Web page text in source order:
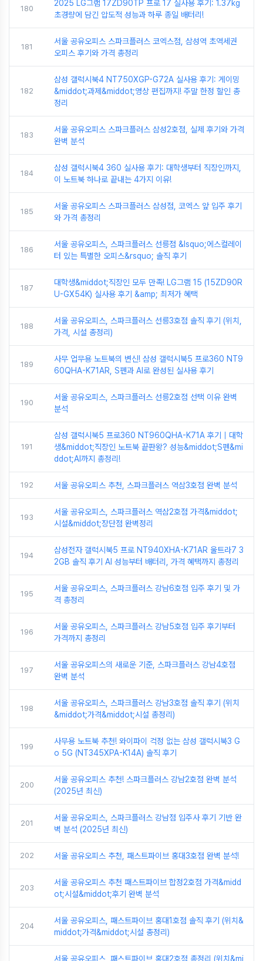
180
2025 LG그램 17ZD90TP 프로 17 실사용 후기: 1.37kg
초경량에 담긴 압도적 성능과 하루 종일 배터리!
181
서울 공유오피스 스파크플러스 코엑스점, 삼성역 초역세권
오피스 후기와 가격 총정리
182
삼성 갤럭시북4 NT750XGP-G72A 실사용 후기: 게이밍
&middot;과제&middot;영상 편집까지! 주말 한정 할인 총
정리
183
서울 공유오피스 스파크플러스 삼성2호점, 실제 후기와 가격
완벽 분석
184
삼성 갤럭시북4 360 실사용 후기: 대학생부터 직장인까지,
이 노트북 하나로 끝내는 4가지 이유!
185
서울 공유오피스 스파크플러스 삼성점, 코엑스 앞 입주 후기
와 가격 총정리
186
서울 공유오피스, 스파크플러스 선릉점 &lsquo;에스컬레이
터 있는 특별한 오피스&rsquo; 솔직 후기
187
대학생&middot;직장인 모두 만족! LG그램 15 (15ZD90R
U-GX54K) 실사용 후기 &amp; 최저가 혜택
188
서울 공유오피스, 스파크플러스 선릉3호점 솔직 후기 (위치,
가격, 시설 총정리)
189
사무 업무용 노트북의 변신! 삼성 갤럭시북5 프로360 NT9
60QHA-K71AR, S펜과 AI로 완성된 실사용 후기
190
서울 공유오피스, 스파크플러스 선릉2호점 선택 이유 완벽
분석
191
삼성 갤럭시북5 프로360 NT960QHA-K71A 후기｜대학
생&middot;직장인 노트북 끝판왕? 성능&middot;S펜&mi
ddot;AI까지 총정리!
192 서울 공유오피스 추천, 스파크플러스 역삼3호점 완벽 분석
193
서울 공유오피스, 스파크플러스 역삼2호점 가격&middot;
시설&middot;장단점 완벽정리
194
삼성전자 갤럭시북5 프로 NT940XHA-K71AR 울트라7 3
2GB 솔직 후기 AI 성능부터 배터리, 가격 혜택까지 총정리
195
서울 공유오피스, 스파크플러스 강남6호점 입주 후기 및 가
격 총정리
196
서울 공유오피스, 스파크플러스 강남5호점 입주 후기부터
가격까지 총정리
197
서울 공유오피스의 새로운 기준, 스파크플러스 강남4호점
완벽 분석
198
서울 공유오피스, 스파크플러스 강남3호점 솔직 후기 (위치
&middot;가격&middot;시설 총정리)
199
사무용 노트북 추천! 와이파이 걱정 없는 삼성 갤럭시북3 G
o 5G (NT345XPA-K14A) 솔직 후기
200
서울 공유오피스 추천! 스파크플러스 강남2호점 완벽 분석
(2025년 최신)
201
서울 공유오피스, 스파크플러스 강남점 입주사 후기 기반 완
벽 분석 (2025년 최신)
202 서울 공유오피스 추천, 패스트파이브 홍대3호점 완벽 분석!
203
서울 공유오피스 추천 패스트파이브 합정2호점 가격&midd
ot;시설&middot;후기 완벽 분석
204
서울 공유오피스, 패스트파이브 홍대1호점 솔직 후기 (위치&
middot;가격&middot;시설 총정리)
서울 공유오피스, 패스트파이브 홍대2호점 총정리 (위치&mi